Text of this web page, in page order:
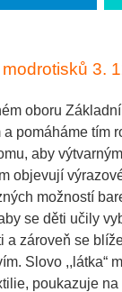
3.
oboru
a pomáháme tím
aby
objevují
možností
se děti učily
a zároveň se
Slovo ,,látka“
poukazuje